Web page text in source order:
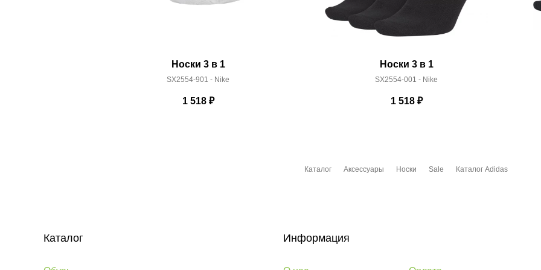
Носки 3 в 1
SX2554-901 - Nike
1 518₽
Носки 3 в 1
SX2554-001 - Nike
1 518₽
Каталог Аксессуары Носки Sale Каталог Adidas
Каталог Информация